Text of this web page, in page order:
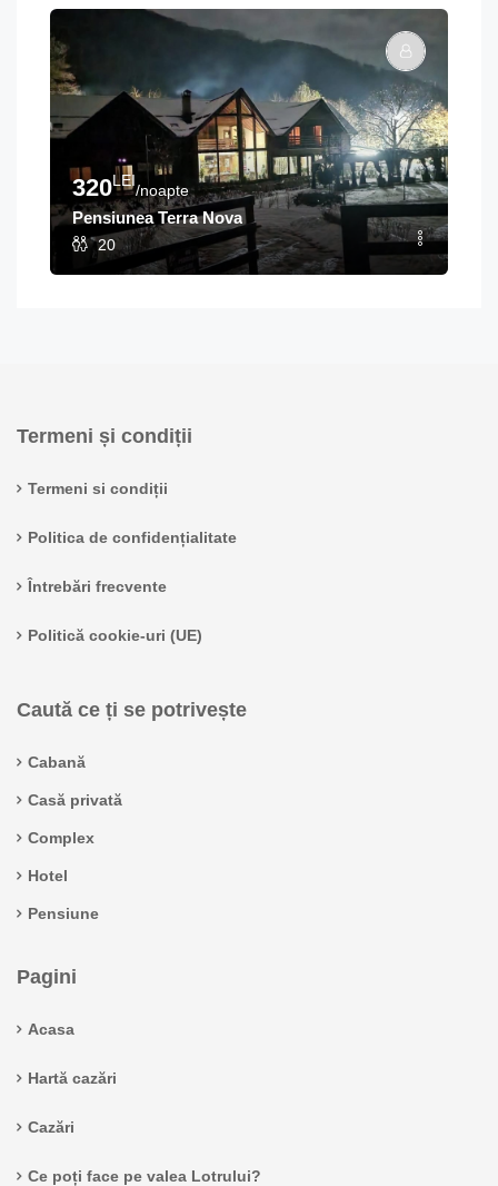
320LEI
/noapte
Pensiunea Terra Nova
20
Termeni și condiții
Termeni si condiții
Politica de confidențialitate
Întrebări frecvente
Politică cookie-uri (UE)
Caută ce ți se potrivește
Cabană
Casă privată
Complex
Hotel
Pensiune
Pagini
Acasa
Hartă cazări
Cazări
Ce poți face pe valea Lotrului?